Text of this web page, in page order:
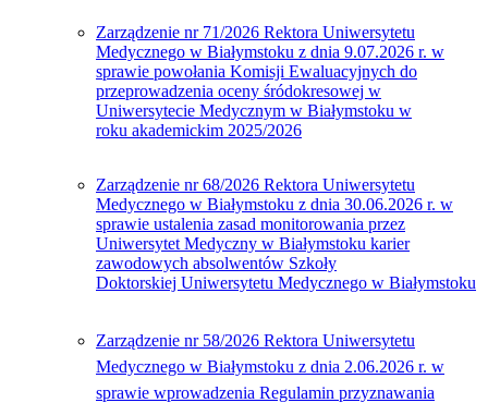
Zarządzenie nr 71/2026 Rektora Uniwersytetu
Medycznego w Białymstoku z dnia 9.07.2026 r. w
sprawie powołania Komisji Ewaluacyjnych do
przeprowadzenia oceny śródokresowej w
Uniwersytecie Medycznym w Białymstoku w
roku akademickim 2025/2026
Zarządzenie nr 68/2026 Rektora Uniwersytetu
Medycznego w Białymstoku z dnia 30.06.2026 r. w
sprawie ustalenia zasad monitorowania przez
Uniwersytet Medyczny w Białymstoku karier
zawodowych absolwentów Szkoły
Doktorskiej Uniwersytetu Medycznego w Białymstoku
Zarządzenie nr 58/2026 Rektora Uniwersytetu
Medycznego w Białymstoku z dnia 2.06.2026 r. w
sprawie wprowadzenia Regulamin przyznawania